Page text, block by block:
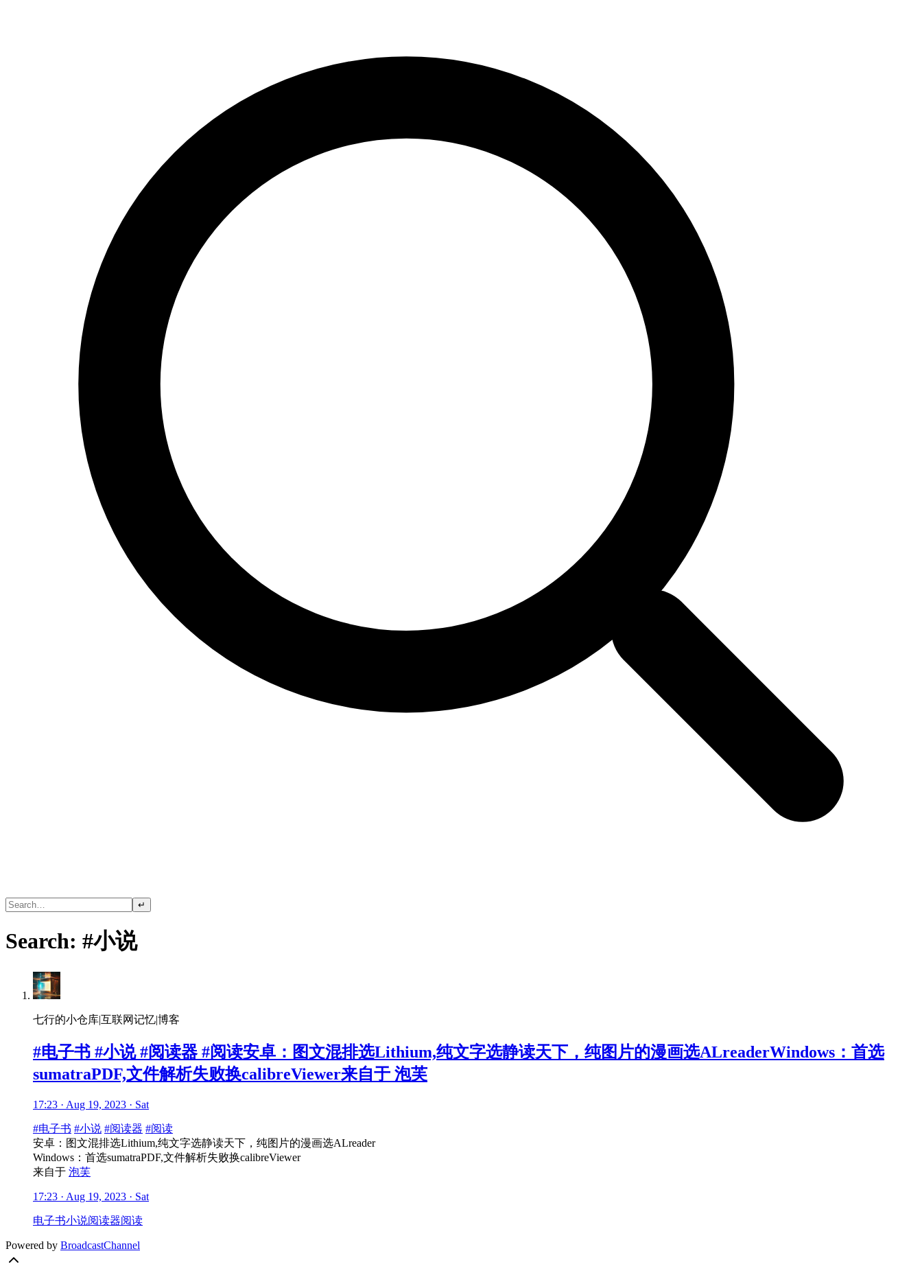
↵
Search: #小说
七行的小仓库|互联网记忆|博客
#电子书 #小说 #阅读器 #阅读安卓：图文混排选Lithium,纯文字选静读天下，纯图片的漫画选ALreaderWindows：首选
sumatraPDF,文件解析失败换calibreViewer来自于 泡芙
17:23 · Aug 19, 2023 · Sat
#电子书 #小说 #阅读器 #阅读
安卓：图文混排选Lithium,纯文字选静读天下，纯图片的漫画选ALreader
Windows：首选sumatraPDF,文件解析失败换calibreViewer
来自于 泡芙
17:23 · Aug 19, 2023 · Sat
电子书小说阅读器阅读
Powered by BroadcastChannel